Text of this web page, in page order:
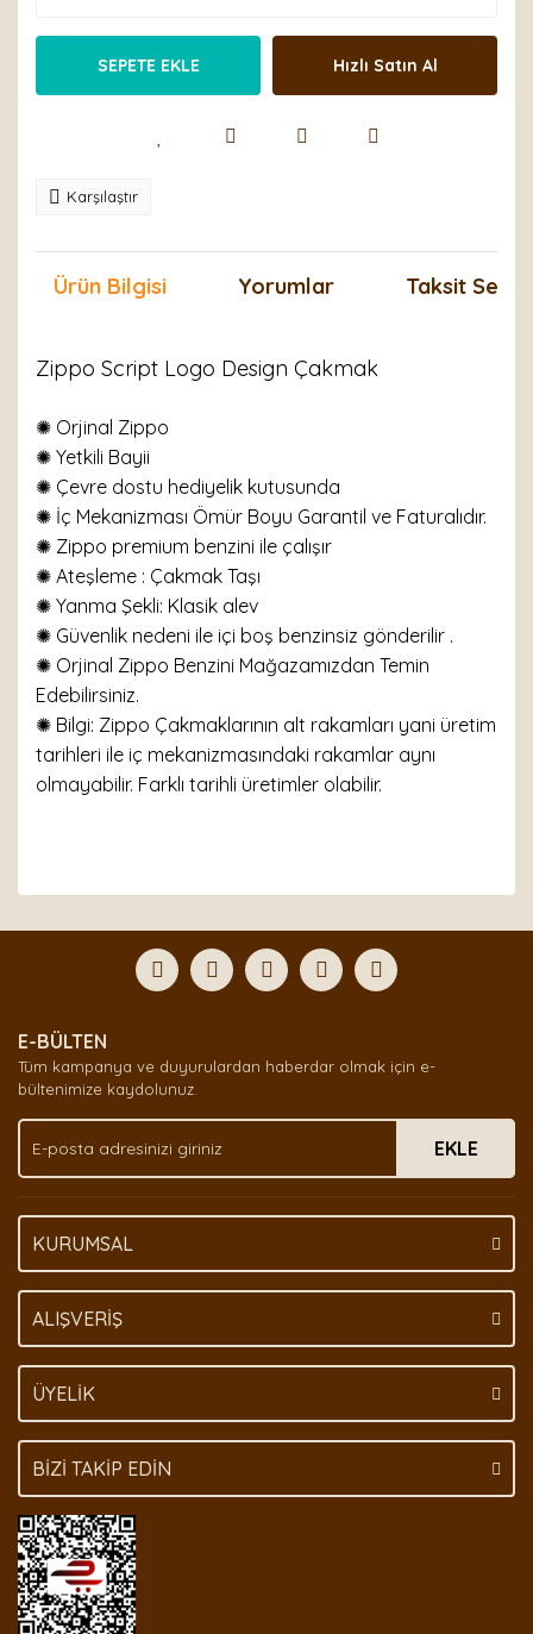
SEPETE EKLE Hızlı Satın Al
Karşılaştır
Ürün Bilgisi Yorumlar Taksit
Zippo Script Logo Design Çakmak
✺ Orjinal Zippo
✺ Yetkili Bayii
✺ Çevre dostu hediyelik kutusunda
✺ İç Mekanizması Ömür Boyu Garantil ve Faturalıdır.
✺ Zippo premium benzini ile çalışır
✺ Ateşleme : Çakmak Taşı
✺ Yanma Şekli: Klasik alev
✺ Güvenlik nedeni ile içi boş benzinsiz gönderilir .
✺ Orjinal Zippo Benzini Mağazamızdan Temin
Edebilirsiniz.
✺ Bilgi: Zippo Çakmaklarının alt rakamları yani üretim
tarihleri ile iç mekanizmasındaki rakamlar aynı
olmayabilir. Farklı tarihli üretimler olabilir.
Yorum Yaz
formunu kullanarak tarafımıza iletebilirsiniz.
Görüş ve önerileriniz için teşekkür ederiz.
Ürün açıklamasında eksik bilgiler bulunuyor.
Ürün bilgilerinde hatalar bulunuyor.
Ürün fiyatı diğer sitelerden daha pahalı.
Bu ürüne benzer farklı alternatifler olmalı.
E-BÜLTEN
Tüm kampanya ve duyurulardan haberdar olmak için e-
bültenimize kaydolunuz.
EKLE
KURUMSAL
ALIŞVERİŞ
ÜYELİK
BİZİ TAKİP EDİN